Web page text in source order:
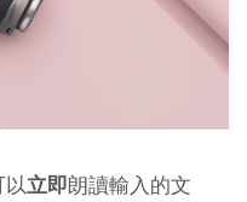
以立即朗讀輸入的文